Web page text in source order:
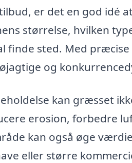
er det en god idé
størrelse, hvilken
finde sted. Med
og
kan græsset
erosion, forbedre
kan også øge
eller større